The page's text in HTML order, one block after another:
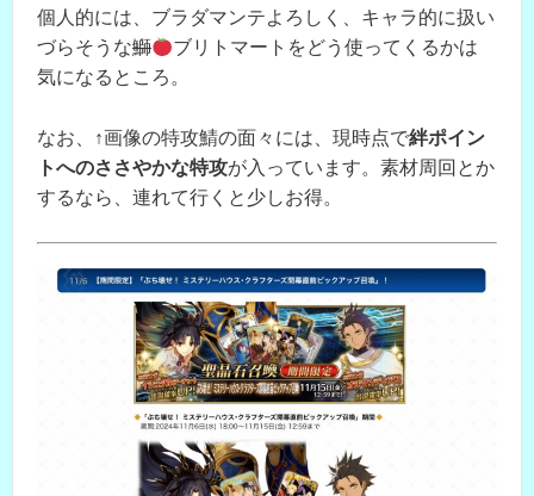
個人的には、ブラダマンテよろしく、キャラ的に扱い
づらそうな鰤
ブリトマートをどう使ってくるかは
気になるところ。
なお、↑画像の特攻鯖の面々には、現時点で絆ポイン
トへのささやかな特攻が入っています。素材周回とか
するなら、連れて行くと少しお得。